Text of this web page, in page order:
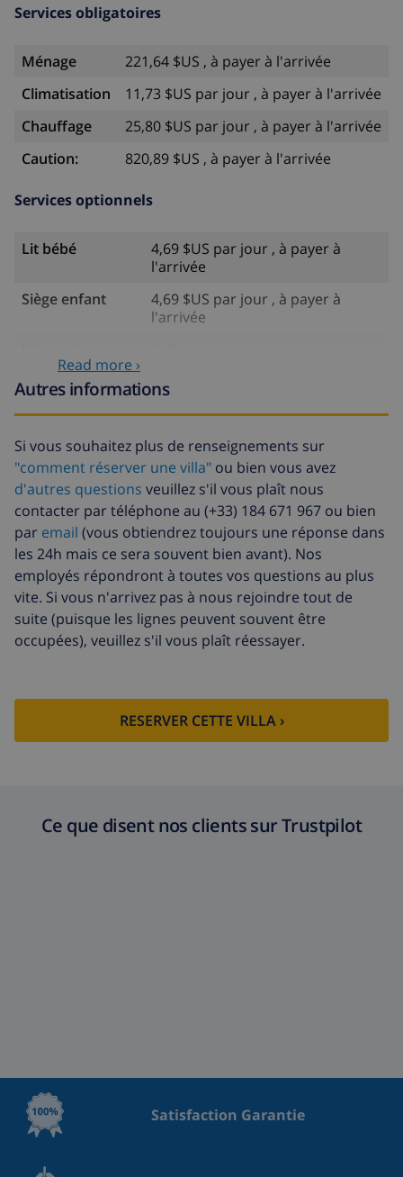
Services obligatoires
Ménage
221,64 $US , à payer à l'arrivée
Climatisation
11,73 $US par jour , à payer à l'arrivée
Chauffage
25,80 $US par jour , à payer à l'arrivée
Caution:
820,89 $US , à payer à l'arrivée
Services optionnels
Lit bébé
4,69 $US par jour , à payer à
l'arrivée
Siège enfant
4,69 $US par jour , à payer à
l'arrivée
Animaux
58,64 $US , à payer à l'arrivée
Arrivée tardive
58,64 $US , à payer à l'arrivée
Lit
supplémentaire
14,07 $US par jour , à payer à
l'arrivée
Draps et
serviettes
inclus par personne
Draps
supplémentaires
17,59 $US par personne , à
payer à l'arrivée
Serviettes
supplémentaires
8,80 $US par personne , à payer à
l'arrivée
Départ tardif
113,75 $US
supplémentaire
énergétique (52,77 $US/HOUR)
4.80% du montant total
Read more ›
Autres informations
Si vous souhaitez plus de renseignements sur
"comment réserver une villa" ou bien vous avez
d'autres questions veuillez s'il vous plaît nous
contacter par téléphone au (+33) 184 671 967 ou bien
par email (vous obtiendrez toujours une réponse dans
les 24h mais ce sera souvent bien avant). Nos
employés répondront à toutes vos questions au plus
vite. Si vous n'arrivez pas à nous rejoindre tout de
suite (puisque les lignes peuvent souvent être
occupées), veuillez s'il vous plaît réessayer.
RESERVER CETTE VILLA ›
Ce que disent nos clients sur Trustpilot
Satisfaction Garantie